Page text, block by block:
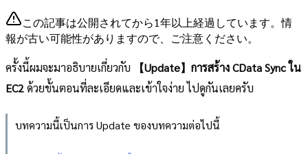
この記事は公開されてから1年以上経過しています。情
報が古い可能性がありますので、ご注意ください。
ครั้งนี้ผมจะมาอธิบายเกี่ยวกับ
【Update】การสร้าง CData Sync ใน
EC2ด้วยขั้นตอนที่ละเอียดและเข้าใจง่าย ไปดูกันเลยครับ
บทความนี้เป็นการ Update ของบทความต่อไปนี้